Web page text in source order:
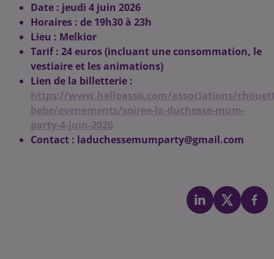
Date : jeudi 4 juin 2026
Horaires : de 19h30 à 23h
Lieu : Melkior
Tarif : 24 euros (incluant une consommation, le
vestiaire et les animations)
Lien de la billetterie :
https://www.helloasso.com/associations/
bebe/evenements/soiree-la-duchesse-mum-
party-4-juin-2026
Contact : laduchessemumparty@gmail.com